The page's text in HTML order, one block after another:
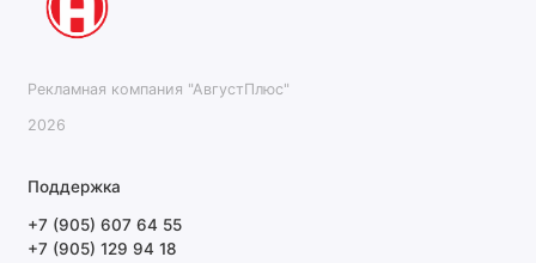
Рекламная компания "АвгустПлюс"
2026
Поддержка
+7 (905) 607 64 55
+7 (905) 129 94 18